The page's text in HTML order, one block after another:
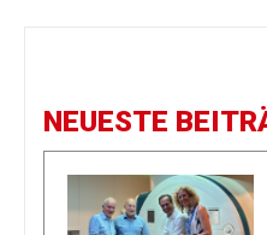
NEUESTE